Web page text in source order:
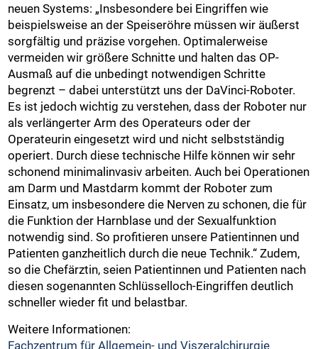
neuen Systems: „Insbesondere bei Eingriffen wie
beispielsweise an der Speiseröhre müssen wir äußerst
sorgfältig und präzise vorgehen. Optimalerweise
vermeiden wir größere Schnitte und halten das OP-
Ausmaß auf die unbedingt notwendigen Schritte
begrenzt – dabei unterstützt uns der DaVinci-Roboter.
Es ist jedoch wichtig zu verstehen, dass der Roboter nur
als verlängerter Arm des Operateurs oder der
Operateurin eingesetzt wird und nicht selbstständig
operiert. Durch diese technische Hilfe können wir sehr
schonend minimalinvasiv arbeiten. Auch bei Operationen
am Darm und Mastdarm kommt der Roboter zum
Einsatz, um insbesondere die Nerven zu schonen, die für
die Funktion der Harnblase und der Sexualfunktion
notwendig sind. So profitieren unsere Patientinnen und
Patienten ganzheitlich durch die neue Technik.“ Zudem,
so die Chefärztin, seien Patientinnen und Patienten nach
diesen sogenannten Schlüsselloch-Eingriffen deutlich
schneller wieder fit und belastbar.
Weitere Informationen:
Fachzentrum für Allgemein- und Viszeralchirurgie